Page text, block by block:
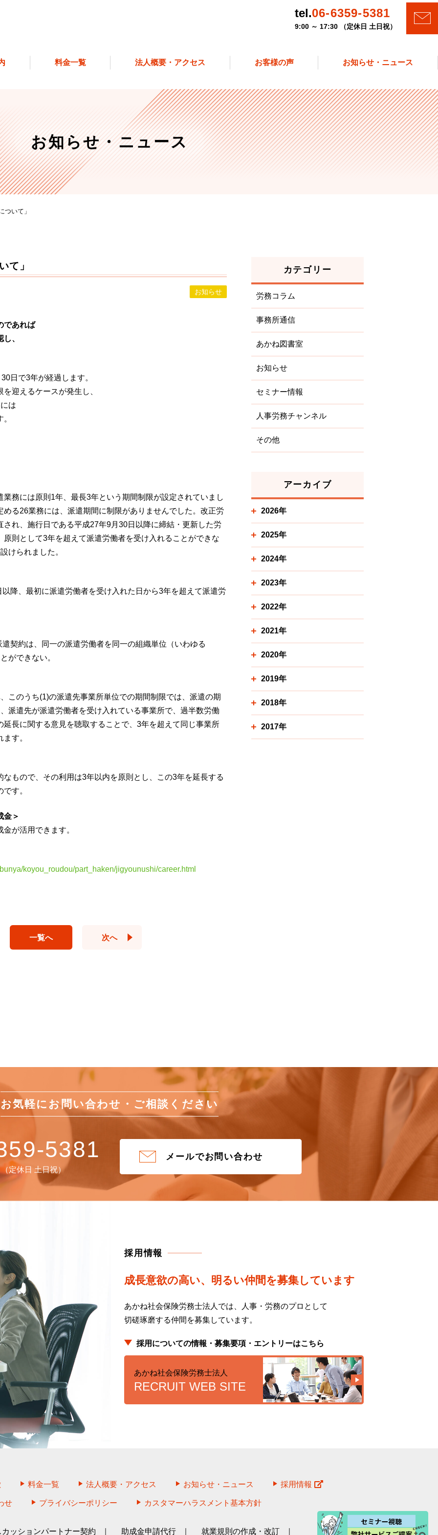
tel.06-6359-5381
9:00 ～ 17:30 （定休日 土日祝）
料金一覧 法人概要・アクセス お客様の声 お知らせ・ニュース
お知らせ・ニュース
ついて」
て」
お知らせ
であれば
、
日で3年が経過します。
迎えるケースが発生し、
は
務には原則1年、最長3年という期間制限が設定されていまし
る26業務には、派遣期間に制限がありませんでした。改正労
れ、施行日である平成27年9月30日以降に締結・更新した労
則として3年を超えて派遣労働者を受け入れることができな
けられました。
降、最初に派遣労働者を受け入れた日から3年を超えて派遣労
契約は、同⼀の派遣労働者を同⼀の組織単位（いわゆる
ができない。
このうち(1)の派遣先事業所単位での期間制限では、派遣の期
派遣先が派遣労働者を受け入れている事業所で、過半数労働
長に関する意見を聴取することで、3年を超えて同じ事業所
す。
もので、その利用は3年以内を原則とし、この3年を延長する
す。
金＞
が活用できます。
koyou_roudou/part_haken/jigyounushi/career.html
一覧へ 次へ
カテゴリー
労務コラム
事務所通信
あかね図書室
お知らせ
セミナー情報
人事労務チャンネル
その他
アーカイブ
2026年
2025年
2024年
2023年
2022年
2021年
2020年
2019年
2018年
2017年
お気軽にお問い合わせ・ ご相談ください
5381
定休日 土日祝）
メールでお問い合わせ
採用情報
成長意欲の高い、明るい仲間を募集しています
あかね社会保険労務士法人では、人事・労務のプロとして
切磋琢磨する仲間を募集しています。
採用についての情報・募集要項・エントリーはこちら
あかね社会保険労務士法人
RECRUIT WEB SITE
料金一覧 法人概要・アクセス お知らせ・ニュース 採用情報
せ プライバシーポリシー カスタマーハラスメント基本方針
カッションパートナー契約 助成金申請代行 就業規則の作成・改訂